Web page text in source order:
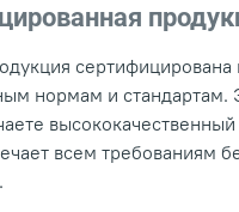
сертифицирована
нормам и стандартам.
всем требованиям